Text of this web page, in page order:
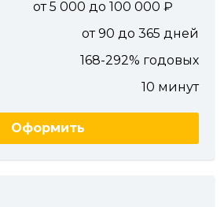
от 5 000 до 100 000
от 90 до 365 дней
168-292% годовых
10 минут
Оформить